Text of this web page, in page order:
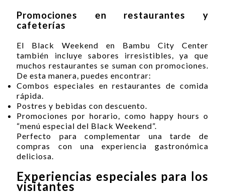
Promociones en restaurantes y
cafeterías
El Black Weekend en Bambu City Center
también incluye sabores irresistibles, ya que
muchos restaurantes se suman con promociones.
De esta manera, puedes encontrar:
Combos especiales en restaurantes de comida
rápida.
Postres y bebidas con descuento.
Promociones por horario, como happy hours o
“menú especial del Black Weekend”.
Perfecto para complementar una tarde de
compras con una experiencia gastronómica
deliciosa.
Experiencias especiales para los
visitantes